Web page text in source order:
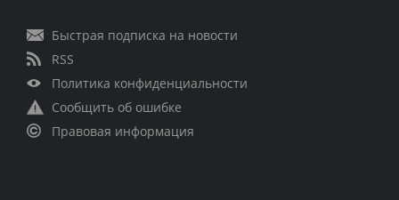
Быстрая подписка на новости
RSS
Политика конфиденциальности
Сообщить об ошибке
Правовая информация